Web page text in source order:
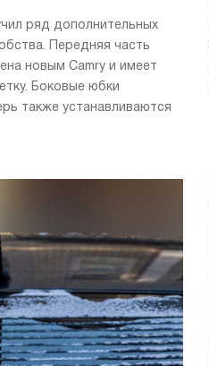
ряд дополнительных
Передняя часть
новым Camry и имеет
Боковые юбки
также устанавливаются